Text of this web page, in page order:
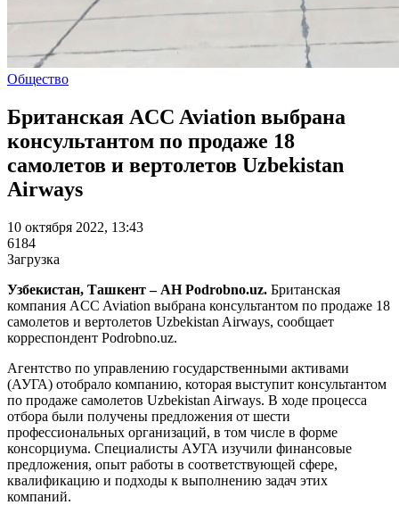
Общество
Британская ACC Aviation выбрана
консультантом по продаже 18
самолетов и вертолетов Uzbekistan
Airways
10 октября 2022, 13:43
6184
Загрузка
Узбекистан, Ташкент – АН Podrobno.uz. Британская
компания ACC Aviation выбрана консультантом по продаже 18
самолетов и вертолетов Uzbekistan Airways, сообщает
корреспондент Podrobno.uz.
Агентство по управлению государственными активами
(АУГА) отобрало компанию, которая выступит консультантом
по продаже самолетов Uzbekistan Airways. В ходе процесса
отбора были получены предложения от шести
профессиональных организаций, в том числе в форме
консорциума. Специалисты АУГА изучили финансовые
предложения, опыт работы в соответствующей сфере,
квалификацию и подходы к выполнению задач этих
компаний.